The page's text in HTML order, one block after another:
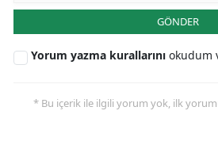
GÖNDER
Yorum yazma kurallarını okudum
* Bu içerik ile ilgili yorum yok, ilk